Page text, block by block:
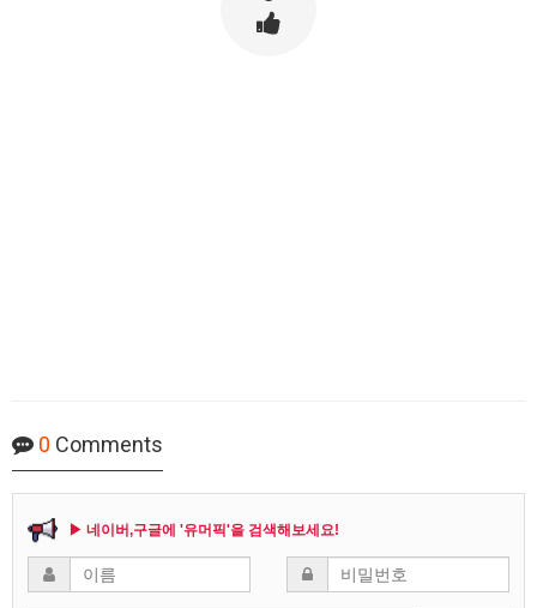
0 Comments
▶ 네이버,구글에 '유머픽'을 검색해보세요!